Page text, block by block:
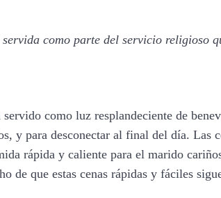
como parte del servicio religioso
como luz resplandeciente de
y para desconectar al final del día.
rápida y caliente para el marido
de que estas cenas rápidas y fáciles